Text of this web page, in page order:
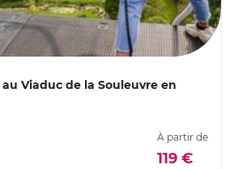
Viaduc de la Souleuvre en
À partir de
119 €